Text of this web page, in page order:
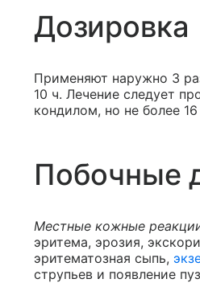
Дозировка
Применяют наружно 3
10 ч. Лечение следует
кондилом, но не более 16
Побочные
Местные кожные
эритема, эрозия,
эритематозная сыпь,
струпьев и появление